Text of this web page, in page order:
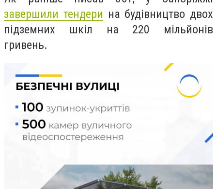
завершили тендери на будівництво двох
підземних шкіл на 220 мільйонів
гривень.